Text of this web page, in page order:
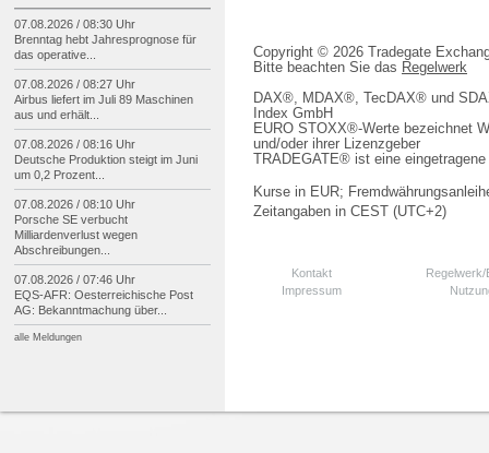
Copyright © 2026 Tradegate
Bitte beachten Sie das Regelwerk
DAX®, MDAX®, TecDAX® und
Index GmbH
EURO STOXX®-Werte bezeichnet
und/oder ihrer Lizenzgeber
TRADEGATE® ist eine
Kurse in EUR;
Zeitangaben in CEST (UTC+2)
Kontakt
Impressum
07.08.2026 / 08:30 Uhr
Brenntag hebt Jahresprognose für
das operative...
07.08.2026 / 08:27 Uhr
Airbus liefert im Juli 89 Maschinen
aus und erhält...
07.08.2026 / 08:16 Uhr
Deutsche Produktion steigt im Juni
um 0,2 Prozent...
07.08.2026 / 08:10 Uhr
Porsche SE verbucht
Milliardenverlust wegen
Abschreibungen...
07.08.2026 / 07:46 Uhr
EQS-AFR: Oesterreichische Post
AG: Bekanntmachung über...
alle Meldungen